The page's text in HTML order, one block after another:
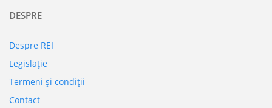
DESPRE
Despre REI
Legislaţie
Termeni şi condiţii
Contact